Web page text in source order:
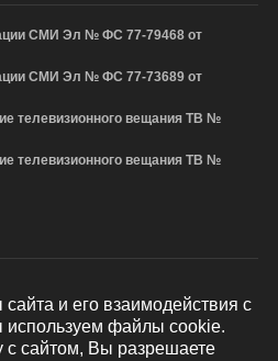
СМИ Эл № ФС 77-79468 от
СМИ Эл № ФС 77-73689 от
телевизионного вещания ТВ №
телевизионного вещания ТВ №
ОТПРАВИТЬ
и его взаимодействия с
используем файлы cookie.
с сайтом, Вы разрешаете